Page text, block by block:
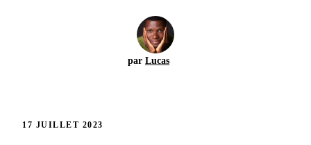
par Lucas
17 JUILLET 2023